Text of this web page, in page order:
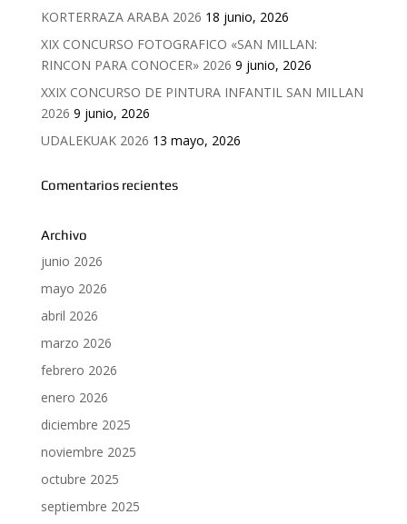
KORTERRAZA ARABA 2026 18 junio, 2026
XIX CONCURSO FOTOGRAFICO «SAN MILLAN:
RINCON PARA CONOCER» 2026 9 junio, 2026
XXIX CONCURSO DE PINTURA INFANTIL SAN MILLAN
2026 9 junio, 2026
UDALEKUAK 2026 13 mayo, 2026
Comentarios recientes
Archivo
junio 2026
mayo 2026
abril 2026
marzo 2026
febrero 2026
enero 2026
diciembre 2025
noviembre 2025
octubre 2025
septiembre 2025